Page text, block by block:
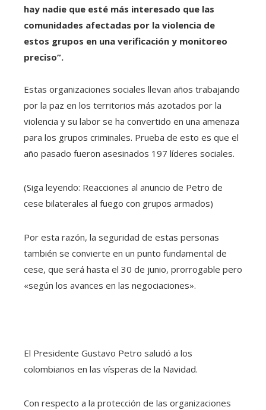
hay nadie que esté más interesado que las
comunidades afectadas por la violencia de
estos grupos en una verificación y monitoreo
preciso”.
Estas organizaciones sociales llevan años trabajando
por la paz en los territorios más azotados por la
violencia y su labor se ha convertido en una amenaza
para los grupos criminales. Prueba de esto es que el
año pasado fueron asesinados 197 líderes sociales.
(Siga leyendo: Reacciones al anuncio de Petro de
cese bilaterales al fuego con grupos armados)
Por esta razón, la seguridad de estas personas
también se convierte en un punto fundamental de
cese, que será hasta el 30 de junio, prorrogable pero
«según los avances en las negociaciones».
El Presidente Gustavo Petro saludó a los
colombianos en las vísperas de la Navidad.
Con respecto a la protección de las organizaciones